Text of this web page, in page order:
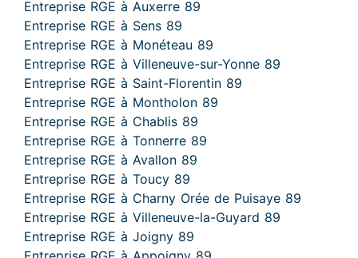
Entreprise RGE à Auxerre 89
Entreprise RGE à Sens 89
Entreprise RGE à Monéteau 89
Entreprise RGE à Villeneuve-sur-Yonne 89
Entreprise RGE à Saint-Florentin 89
Entreprise RGE à Montholon 89
Entreprise RGE à Chablis 89
Entreprise RGE à Tonnerre 89
Entreprise RGE à Avallon 89
Entreprise RGE à Toucy 89
Entreprise RGE à Charny Orée de Puisaye 89
Entreprise RGE à Villeneuve-la-Guyard 89
Entreprise RGE à Joigny 89